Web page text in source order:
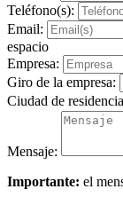
Teléfono(s):
Email:
espacio
Empresa:
Giro de la empresa:
Ciudad de
Mensaje:
Importante: el